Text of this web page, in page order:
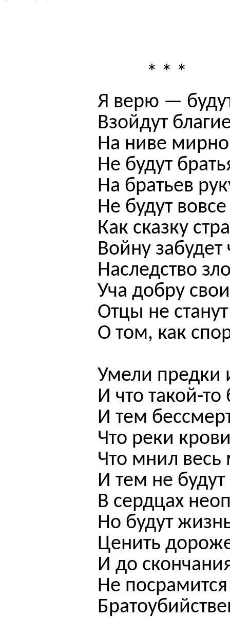
* * *
Я верю —
Взойдут
На ниве
Не будут
На братьев
Не будут
Как сказку
Войну забудет
Наследство
Уча добру
Отцы не
О том, как
Умели предки
И что такой-
И тем
Что реки
Что мнил
И тем не
В сердцах
Но будут
Ценить
И до
Не